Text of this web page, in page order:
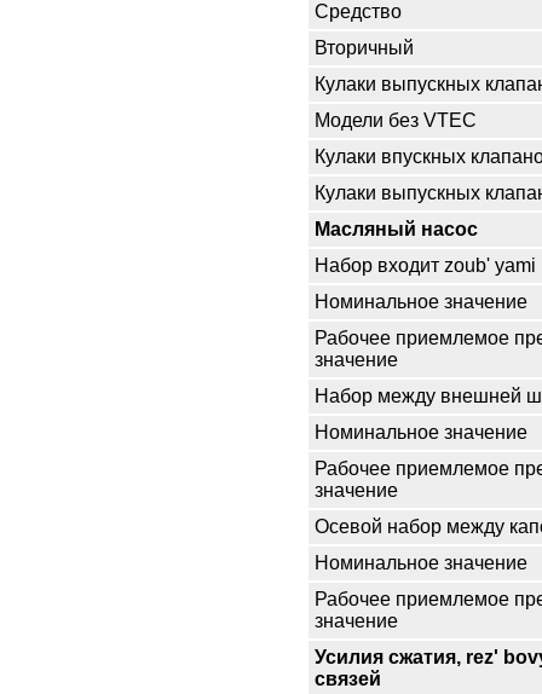
Средство
Вторичный
Кулаки выпускных
Модели без VTEC
Кулаки впускных
Кулаки выпускных
Масляный насос
Набор входит zoub'
Номинальное значение
Рабочее приемлемое
значение
Набор между внешней
Номинальное значение
Рабочее приемлемое
значение
Осевой набор между
Номинальное значение
Рабочее приемлемое
значение
Усилия сжатия, rez'
связей